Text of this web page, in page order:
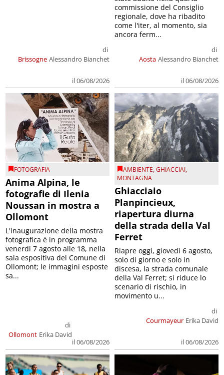
Brissogne
di
Alessandro Bianchet
il 06/08/2026
Aosta
di
Alessandro Bianchet
il 06/08/2026
commissione del Consiglio
regionale, dove ha ribadito
come l'iter, al momento, sia
ancora ferm...
FOTOGRAFIA
Anima Alpina, le
fotografie di Ilenia
Noussan in mostra a
Ollomont
Ollomont
di
Erika David
il 06/08/2026
L'inaugurazione della mostra
fotografica è in programma
venerdì 7 agosto alle 18, nella
sala espositiva del Comune di
Ollomont; le immagini esposte
sa...
AMBIENTE,GHIACCIAI,
MONTAGNA
Ghiacciaio
Planpincieux,
riapertura diurna
della strada della Val
Ferret
Courmayeur
di
Erika David
il 06/08/2026
Riapre oggi, giovedì 6 agosto,
solo di giorno e solo in
discesa, la strada comunale
della Val Ferret; si riduce lo
scenario di rischio, in
movimento u...